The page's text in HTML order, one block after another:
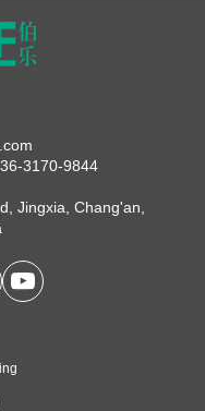
3170-9844
Jingxia, Chang'an,